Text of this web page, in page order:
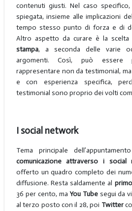
contenuti giusti. Nel caso
spiegata, insieme alle implicazioni
tempo stesso punto di forza e di
Altro aspetto da curare è la
stampa, a seconda delle varie
argomenti. Così, può essere
rappresentare non da testimonial,
e con esperienza specifica,
testimonial sono proprio dei volti
I social network
Tema principale
comunicazione attraverso i social
offerto un quadro completo dei
diffusione. Resta saldamente al
36 per cento, maYou Tubesegui da
al terzo posto con il 28, poi Twitter